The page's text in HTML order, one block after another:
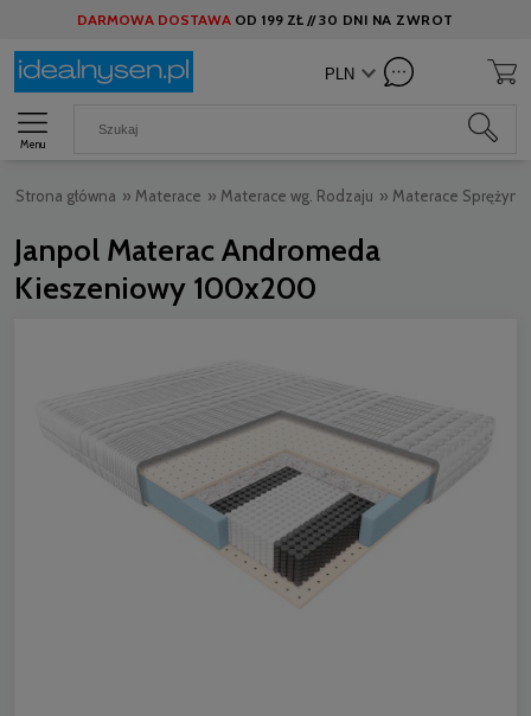
DARMOWA DOSTAWA OD 199 ZŁ //30 DNI NA ZWROT
Menu
Strona główna » Materace » Materace wg. Rodzaju » Materace
Janpol Materac Andromeda
Kieszeniowy 100x200